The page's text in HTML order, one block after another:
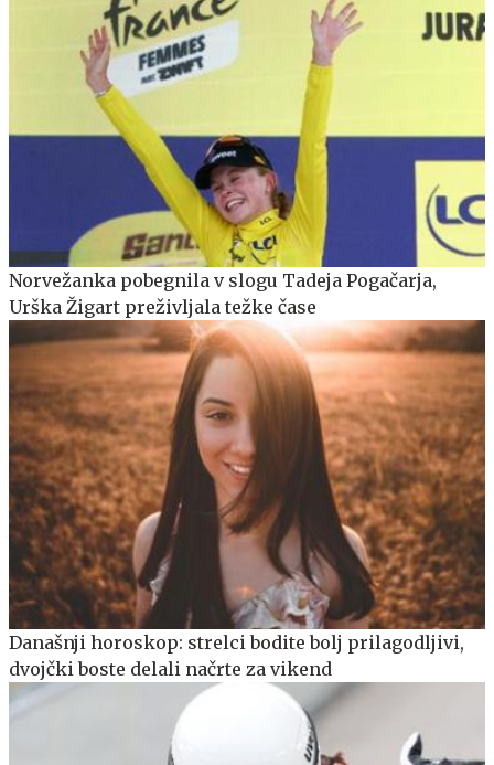
Norvežanka pobegnila v slogu Tadeja Pogačarja,
Urška Žigart preživljala težke čase
Današnji horoskop: strelci bodite bolj prilagodljivi,
dvojčki boste delali načrte za vikend